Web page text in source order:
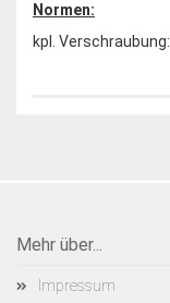
Normen:
kpl.
Mehr über...
Impressum